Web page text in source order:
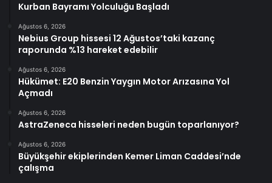
Kurban Bayramı Yolculuğu Başladı
Ağustos 6, 2026
Nebius Group hissesi 12 Ağustos’taki kazanç
raporunda %13 hareket edebilir
Ağustos 6, 2026
Hükümet: E20 Benzin Yaygın Motor Arızasına Yol
Açmadı
Ağustos 6, 2026
AstraZeneca hisseleri neden bugün toparlanıyor?
Ağustos 6, 2026
Büyükşehir ekiplerinden Kemer Liman Caddesi’nde
çalışma